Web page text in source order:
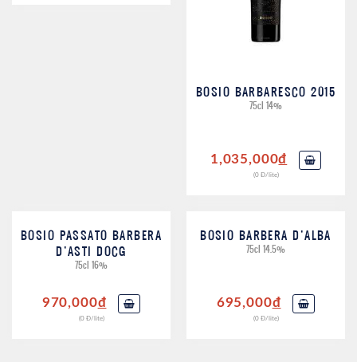
BOSIO BARBARESCO 2015
75cl 14%
1,035,000đ
(0 Đ/lite)
BOSIO PASSATO BARBERA
D’ASTI DOCG
75cl 16%
970,000đ
(0 Đ/lite)
BOSIO BARBERA D’ALBA
75cl 14.5%
695,000đ
(0 Đ/lite)